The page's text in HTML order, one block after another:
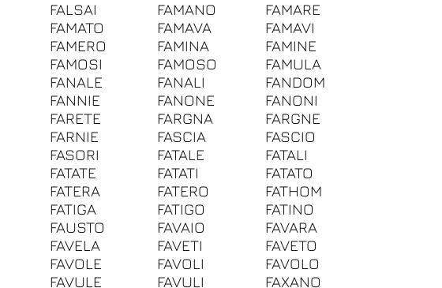
FALSAI FAMANO
FAMARE
FAMATO FAMAVA
FAMAVI
FAMERO FAMINA
FAMINE
FAMOSI FAMOSO
FAMULA
FANALE FANALI
FANDOM
FANNIE FANONE
FANONI
FARETE FARGNA
FARGNE
FARNIE FASCIA
FASCIO
FASORI FATALE
FATALI
FATATE FATATI
FATATO
FATERA FATERO
FATHOM
FATIGA FATIGO
FATINO
FAUSTO FAVAIO
FAVARA
FAVELA FAVETI
FAVETO
FAVOLE FAVOLI
FAVOLO
FAVULE FAVULI
FAXANO